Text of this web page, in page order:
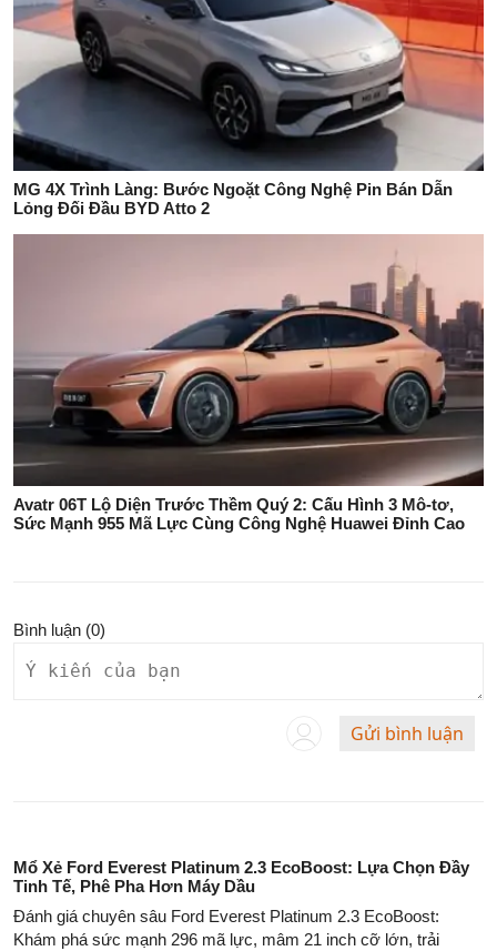
MG 4X Trình Làng: Bước Ngoặt Công Nghệ Pin Bán Dẫn
Lỏng Đối Đầu BYD Atto 2
Avatr 06T Lộ Diện Trước Thềm Quý 2: Cấu Hình 3 Mô-tơ,
Sức Mạnh 955 Mã Lực Cùng Công Nghệ Huawei Đỉnh Cao
Bình luận (0)
Gửi bình luận
Mổ Xẻ Ford Everest Platinum 2.3 EcoBoost: Lựa Chọn Đầy
Tinh Tế, Phê Pha Hơn Máy Dầu
Đánh giá chuyên sâu Ford Everest Platinum 2.3 EcoBoost:
Khám phá sức mạnh 296 mã lực, mâm 21 inch cỡ lớn, trải